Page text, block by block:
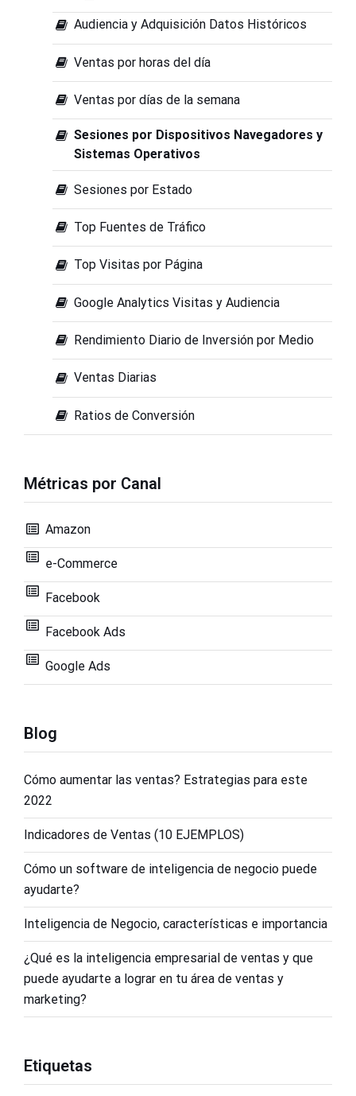
Audiencia y Adquisición Datos Históricos
Ventas por horas del día
Ventas por días de la semana
Sesiones por Dispositivos Navegadores y
Sistemas Operativos
Sesiones por Estado
Top Fuentes de Tráfico
Top Visitas por Página
Google Analytics Visitas y Audiencia
Rendimiento Diario de Inversión por Medio
Ventas Diarias
Ratios de Conversión
Métricas por Canal
Amazon
e-Commerce
Facebook
Facebook Ads
Google Ads
Blog
Cómo aumentar las ventas? Estrategias para este
2022
Indicadores de Ventas (10 EJEMPLOS)
Cómo un software de inteligencia de negocio puede
ayudarte?
Inteligencia de Negocio, características e importancia
¿Qué es la inteligencia empresarial de ventas y que
puede ayudarte a lograr en tu área de ventas y
marketing?
Etiquetas